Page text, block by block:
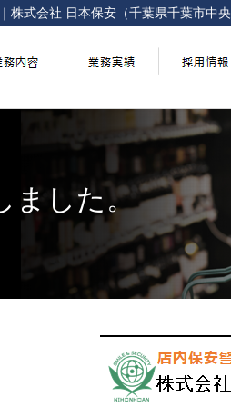
株式会社 日本保安（千葉県千葉市中央
ました。